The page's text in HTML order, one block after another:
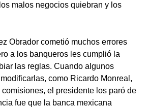
malos negocios quiebran y los
Obrador cometió muchos errores
a los banqueros les cumplió la
las reglas. Cuando algunos
como Ricardo Monreal,
el presidente los paró de
fue que la banca mexicana